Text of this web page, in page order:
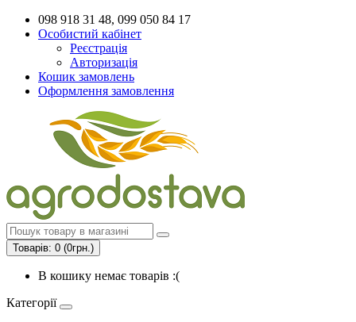
098 918 31 48, 099 050 84 17
Особистий кабінет
Реєстрація
Авторизація
Кошик замовлень
Оформлення замовлення
Товарів: 0 (0грн.)
В кошику немає товарів :(
Категорії